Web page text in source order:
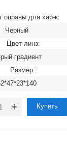
оправы для хар-к:
Черный
Цвет линз:
градиент
Размер :
Купить